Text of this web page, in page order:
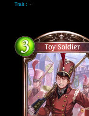
Trait : -